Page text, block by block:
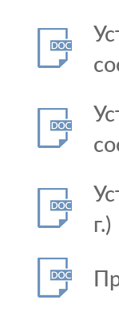
г.)